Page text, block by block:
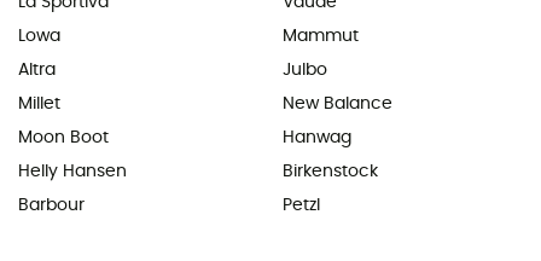
Lowa
Altra
Millet
Moon Boot
Helly Hansen
Barbour
Mammut
Julbo
New Balance
Hanwag
Birkenstock
Petzl